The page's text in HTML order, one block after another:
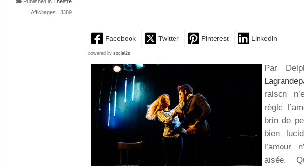
Published in Théâtre
Affichages : 3389
Facebook Twitter Pinterest Linkedin
powered by social2s
Par
raison
règle
brin de
bien
l’amour
aisée.